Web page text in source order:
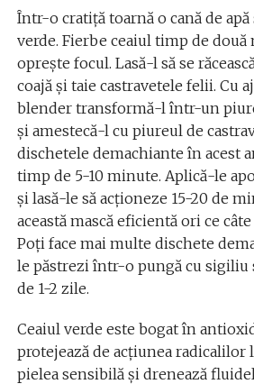
Într-o cratiță toarnă o cană de
verde. Fierbe ceaiul timp de două
oprește focul. Lasă-l să se
coajă și taie castravetele felii. Cu
blender transformă-l într-un
și amestecă-l cu piureul de
dischetele demachiante în acest
timp de 5-10 minute. Aplică-le
și lasă-le să acționeze 15-20 de
această mască eficientă ori ce
Poți face mai multe dischete
le păstrezi într-o pungă cu sigiliu
de 1-2 zile.
Ceaiul verde este bogat în
protejează de acțiunea radicalilor
pielea sensibilă și drenează